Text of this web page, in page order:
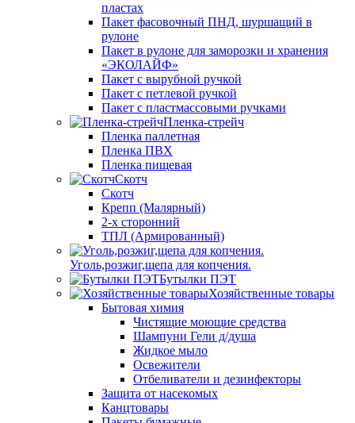
пластах
Пакет фасовочный ПНД, шуршащий в
рулоне
Пакет в рулоне для заморозки и хранения
«ЭКОЛАЙФ»
Пакет с вырубной ручкой
Пакет с петлевой ручкой
Пакет с пластмассовыми ручками
Пленка-стрейч
Пленка паллетная
Пленка ПВХ
Пленка пищевая
Скотч
Скотч
Крепп (Малярный)
2-х сторонний
ТПЛ (Армированный)
Уголь,розжиг,щепа для копчения.
Бутылки ПЭТ
Хозяйственные товары
Бытовая химия
Чистящие моющие средства
Шампуни Гели д/душа
Жидкое мыло
Освежители
Отбеливатели и дезинфекторы
Защита от насекомых
Канцтовары